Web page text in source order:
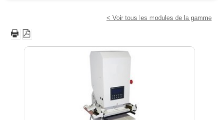
< Voir tous les modules de la gamme